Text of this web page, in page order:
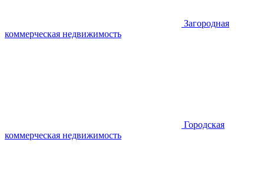
Загородная
коммерческая недвижимость
Городская
коммерческая недвижимость